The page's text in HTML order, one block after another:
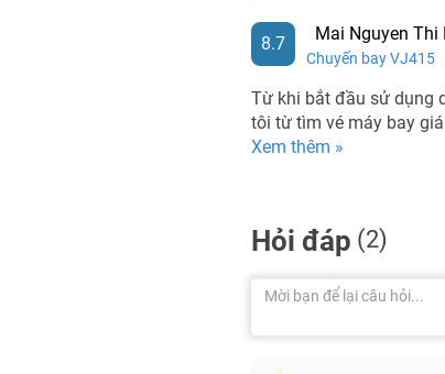
8.7 Mai Nguyen Thi
Chuyến bay VJ415
Từ khi bắt đầu sử dụng
tôi từ tìm vé máy bay
Xem thêm »
Hỏi đáp (2)